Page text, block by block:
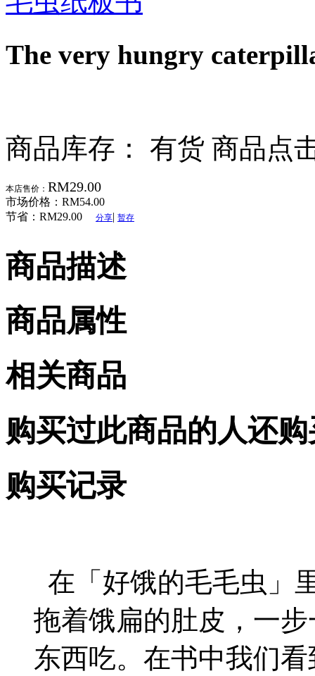
The very hungry
商品库存： 有货 商品点
本店售价： RM29.00
市场价格： RM54.00
节省： RM29.00 分享| 暂存
商品描述
商品属性
相关商品
购买过此商品的人还
购买记录
在「好饿的毛毛虫」
拖着饿扁的肚皮，一
东西吃。 在书中我们